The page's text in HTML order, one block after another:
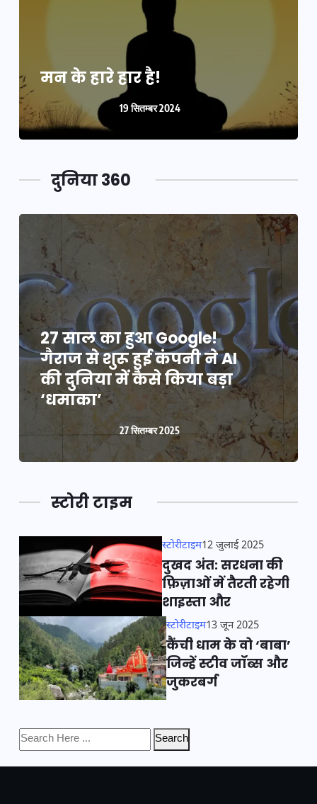
मन के हारे हार है!
19 सितम्बर 2024
दुनिया 360
27 साल का हुआ Google!
गैराज से शुरू हुई कंपनी ने AI
की दुनिया में कैसे किया बड़ा
‘धमाका’
27 सितम्बर 2025
स्टोरी टाइम
स्टोरीटाइम12 जुलाई 2025
दुखद अंत: सरधना की
फ़िज़ाओं में तैरती रहेगी
शाइस्ता और
स्टोरीटाइम13 जून 2025
कैंची धाम के वो ‘बाबा’
जिन्हें स्टीव जॉब्स और
जुकरबर्ग
Search